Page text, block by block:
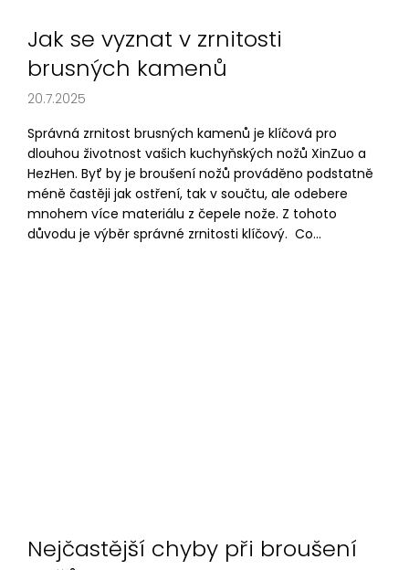
Jak se vyznat v zrnitosti
brusných kamenů
20.7.2025
Správná zrnitost brusných kamenů je klíčová pro
dlouhou životnost vašich kuchyňských nožů XinZuo a
HezHen. Byť by je broušení nožů prováděno podstatně
méně častěji jak ostření, tak v součtu, ale odebere
mnohem více materiálu z čepele nože. Z tohoto
důvodu je výběr správné zrnitosti klíčový. Co...
Nejčastější chyby při broušení